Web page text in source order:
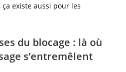
existe aussi pour les
du blocage : là où
s’entremêlent